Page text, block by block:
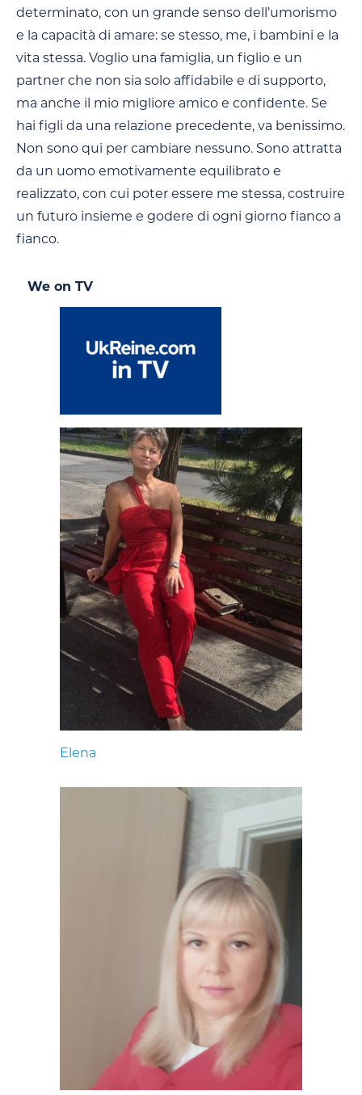
determinato, con un grande senso dell’umorismo
e la capacità di amare: se stesso, me, i bambini e la
vita stessa. Voglio una famiglia, un figlio e un
partner che non sia solo affidabile e di supporto,
ma anche il mio migliore amico e confidente. Se
hai figli da una relazione precedente, va benissimo.
Non sono qui per cambiare nessuno. Sono attratta
da un uomo emotivamente equilibrato e
realizzato, con cui poter essere me stessa, costruire
un futuro insieme e godere di ogni giorno fianco a
fianco.
We on TV
Elena